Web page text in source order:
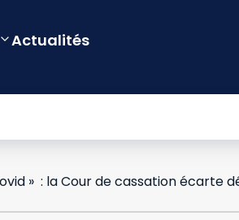
Actualités
» : la Cour de cassation écarte